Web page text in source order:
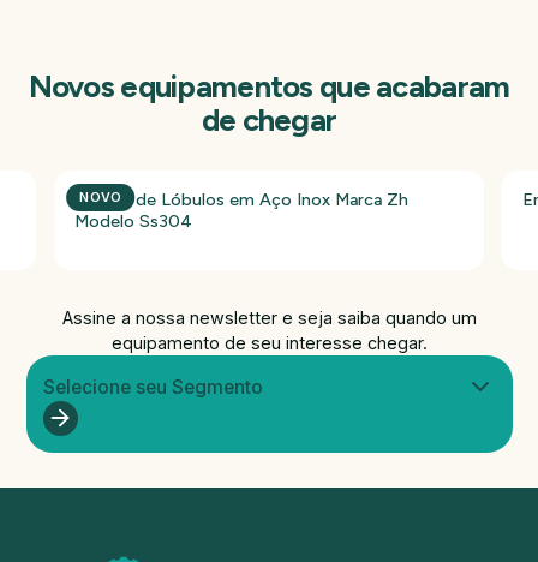
Novos equipamentos que acabaram
de chegar
NOVO
Bomba de Lóbulos em Aço Inox Marca Zh
Modelo Ss304
Assine a nossa newsletter e seja saiba quando um
equipamento de seu interesse chegar.
Selecione seu Segmento